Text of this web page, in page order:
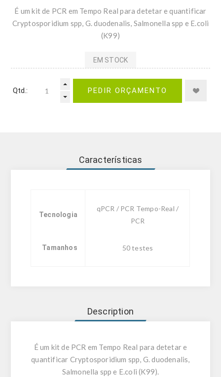
É um kit de PCR em Tempo Real para detetar e quantificar
Cryptosporidium spp, G. duodenalis, Salmonella spp e E.coli
(K99)
EM STOCK
Qtd.: PEDIR ORÇAMENTO
Características
Tecnologia
qPCR / PCR Tempo-Real /
PCR
Tamanhos 50 testes
Description
É um kit de PCR em Tempo Real para detetar e
quantificar Cryptosporidium spp, G. duodenalis,
Salmonella spp e E.coli (K99).